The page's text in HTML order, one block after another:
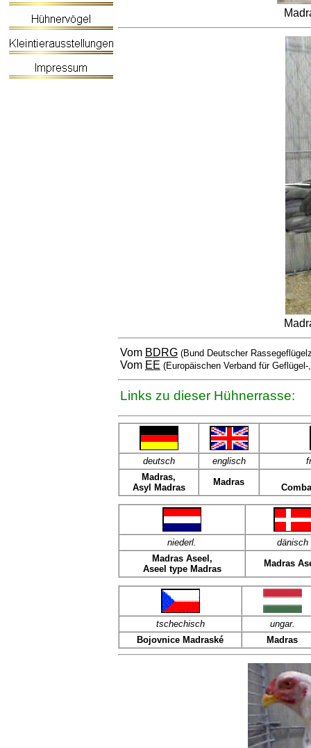
Vom BDRG (Bund Deutscher
Vom EE (Europäischen Verband für
Links zu dieser Hühnerrasse:
deutsch englisch
Madras,
Asyl Madras
Madras
niederl.
dänisch
Madras Aseel,
Aseel type Madras
Madras
tschechisch
ungar.
Bojovnice Madraské
Madras